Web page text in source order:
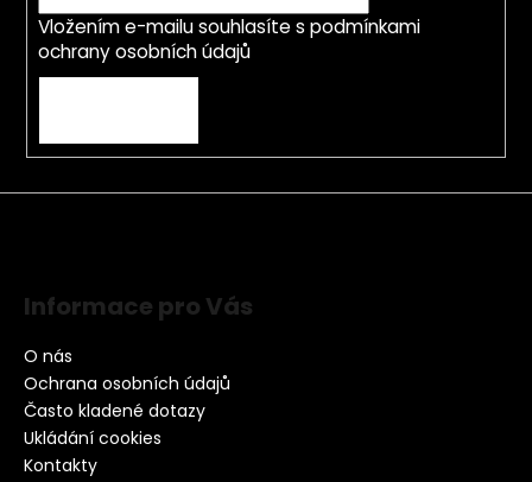
Vložením e-mailu souhlasíte s podmínkami
ochrany osobních údajů
Informace pro Vás
O nás
Ochrana osobních údajů
Často kladené dotazy
Ukládání cookies
Kontakty